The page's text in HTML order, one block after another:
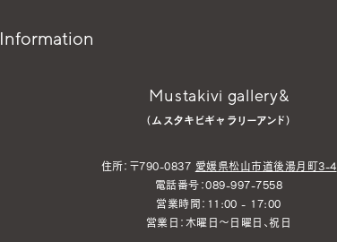
Information
Mustakivi gallery&
（ムスタキビギャラリーアンド）
住所：〒790-0837 愛媛県松山市道後湯月町3-4
電話番号：089-997-7558
営業時間：11:00 - 17:00
営業日：木曜日～日曜日、祝日